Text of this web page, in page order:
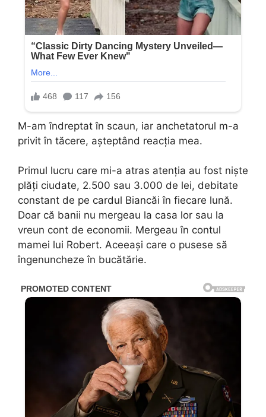
M-am îndreptat în scaun, iar anchetatorul m-a
privit în tăcere, așteptând reacția mea.
Primul lucru care mi-a atras atenția au fost niște
plăți ciudate, 2.500 sau 3.000 de lei, debitate
constant de pe cardul Biancăi în fiecare lună.
Doar că banii nu mergeau la casa lor sau la
vreun cont de economii. Mergeau în contul
mamei lui Robert. Aceeași care o pusese să
îngenuncheze în bucătărie.